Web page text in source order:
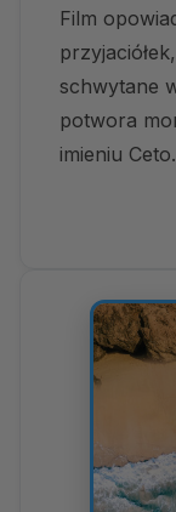
Film
schwytane
potwora
imieniu Ceto.